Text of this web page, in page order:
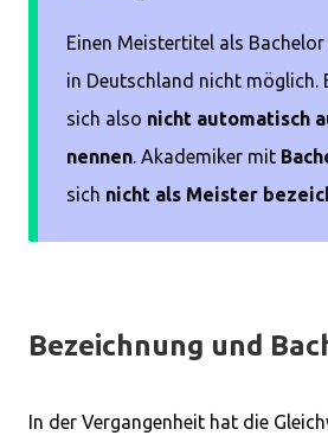
Einen Meistertitel als
in Deutschland nicht möglich.
sich also nicht automatisch
nennen. Akademiker mit
sich nicht als Meister
Bezeichnung und
In der Vergangenheit hat die